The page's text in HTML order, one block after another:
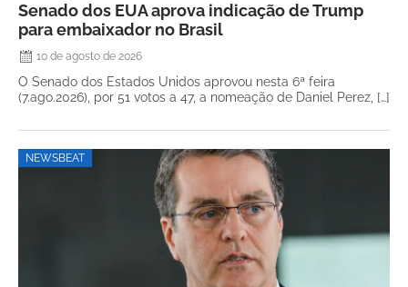
Senado dos EUA aprova indicação de Trump
para embaixador no Brasil
10 de agosto de 2026
O Senado dos Estados Unidos aprovou nesta 6ª feira
(7.ago.2026), por 51 votos a 47, a nomeação de Daniel Perez, […]
NEWSBEAT